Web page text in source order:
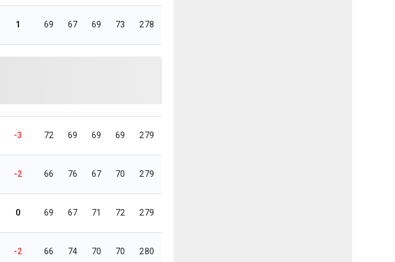
1 69 67 69 73 278
-3 72 69 69 69 279
-2 66 76 67 70 279
0 69 67 71 72 279
-2 66 74 70 70 280